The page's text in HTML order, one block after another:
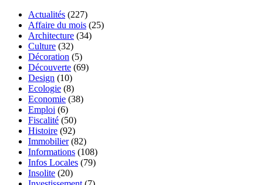
Actualités (227)
Affaire du mois (25)
Architecture (34)
Culture (32)
Décoration (5)
Découverte (69)
Design (10)
Ecologie (8)
Economie (38)
Emploi (6)
Fiscalité (50)
Histoire (92)
Immobilier(82)
Informations (108)
Infos Locales (79)
Insolite (20)